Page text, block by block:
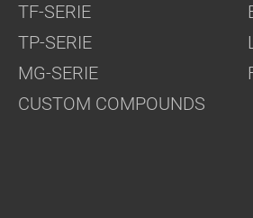
TF-SERIE
TP-SERIE
MG-SERIE
CUSTOM COMPOUNDS